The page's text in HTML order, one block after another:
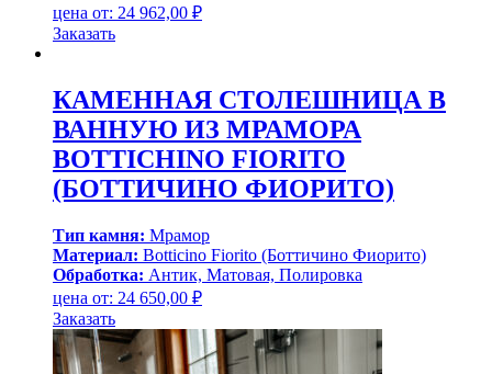
цена от: 24 962,00 ₽
Заказать
КАМЕННАЯ СТОЛЕШНИЦА В
ВАННУЮ ИЗ МРАМОРА
BOTTICHINO FIORITO
(БОТТИЧИНО ФИОРИТО)
Тип камня: Мрамор
Материал: Botticino Fiorito (Боттичино Фиорито)
Обработка: Антик, Матовая, Полировка
цена от: 24 650,00 ₽
Заказать